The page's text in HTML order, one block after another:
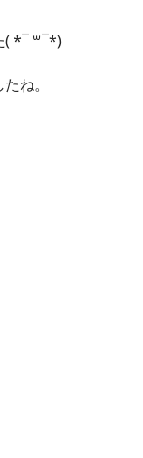
*¯ ꒳¯*)
ね。